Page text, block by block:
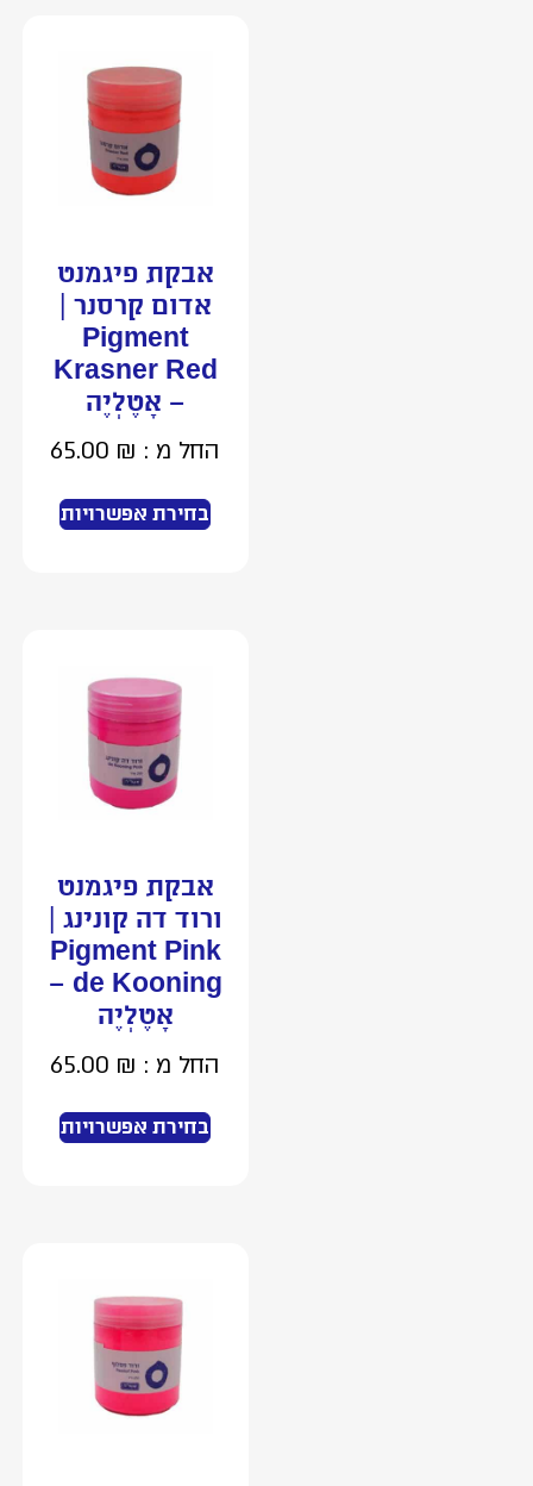
אבקת פיגמנט
אדום קרסנר |
Pigment
Krasner Red
– אָטֶלְיֶה
החל מ : 65.00₪
בחירת אפשרויות
אבקת פיגמנט
ורוד דה קונינג |
Pigment Pink
de Kooning –
אָטֶלְיֶה
החל מ : 65.00₪
בחירת אפשרויות